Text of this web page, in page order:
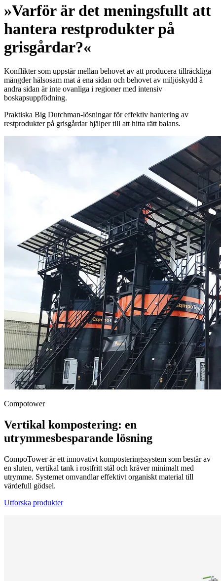
»Varför är det meningsfullt att
hantera restprodukter på
grisgårdar?«
Konflikter som uppstår mellan behovet av att producera tillräckliga
mängder hälsosam mat å ena sidan och behovet av miljöskydd å
andra sidan är inte ovanliga i regioner med intensiv
boskapsuppfödning.
Praktiska Big Dutchman-lösningar för effektiv hantering av
restprodukter på grisgårdar hjälper till att hitta rätt balans.
Compotower
Vertikal kompostering: en
utrymmesbesparande lösning
CompoTower är ett innovativt komposteringssystem som består av
en sluten, vertikal tank i rostfritt stål och kräver minimalt med
utrymme. Systemet omvandlar effektivt organiskt material till
värdefull gödsel.
Utforska produkter